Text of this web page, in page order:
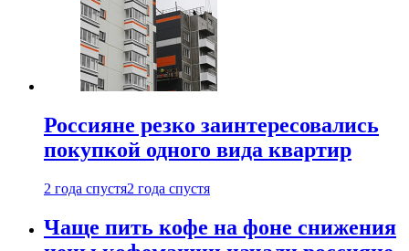
Россияне резко заинтересовались
покупкой одного вида квартир
2 года спустя2 года спустя
Чаще пить кофе на фоне снижения